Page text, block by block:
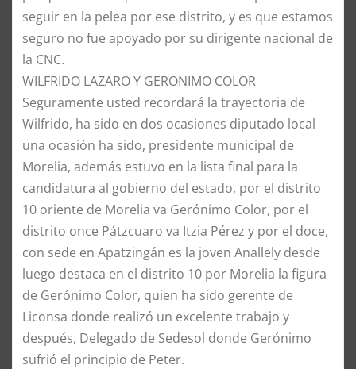
seguir en la pelea por ese distrito, y es que estamos
seguro no fue apoyado por su dirigente nacional de
la CNC.
WILFRIDO LAZARO Y GERONIMO COLOR
Seguramente usted recordará la trayectoria de
Wilfrido, ha sido en dos ocasiones diputado local
una ocasión ha sido, presidente municipal de
Morelia, además estuvo en la lista final para la
candidatura al gobierno del estado, por el distrito
10 oriente de Morelia va Gerónimo Color, por el
distrito once Pátzcuaro va Itzia Pérez y por el doce,
con sede en Apatzingán es la joven Anallely desde
luego destaca en el distrito 10 por Morelia la figura
de Gerónimo Color, quien ha sido gerente de
Liconsa donde realizó un excelente trabajo y
después, Delegado de Sedesol donde Gerónimo
sufrió el principio de Peter.